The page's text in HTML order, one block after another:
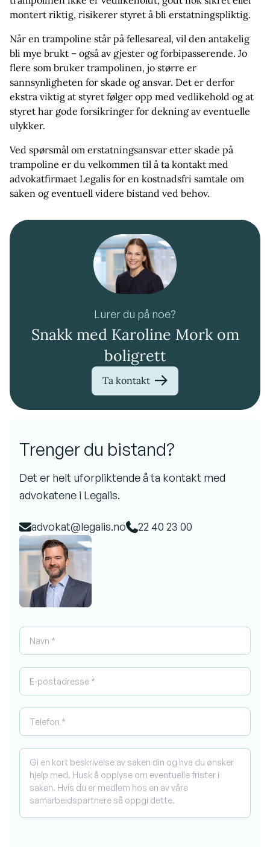
montert riktig, risikerer styret å bli erstatningspliktig.
Når en trampoline står på fellesareal, vil den antakelig
bli mye brukt – også av gjester og forbipasserende. Jo
flere som bruker trampolinen, jo større er
sannsynligheten for skade og ansvar. Det er derfor
ekstra viktig at styret følger opp med vedlikehold og at
styret har gode forsikringer for dekning av eventuelle
ulykker.
Ved spørsmål om erstatningsansvar etter skade på
trampoline er du velkommen til å ta kontakt med
advokatfirmaet Legalis for en kostnadsfri samtale om
saken og eventuell videre bistand ved behov.
Lurer du på noe?
Snakk med Karoline Mork om
boligrett
Ta kontakt
Trenger du bistand?
Det er helt uforpliktende å ta kontakt med
advokatene i Legalis.
advokat@legalis.no 22 40 23 00
Navn *
E-postadresse *
Telefon
Hva kan vi hjelpe deg med?